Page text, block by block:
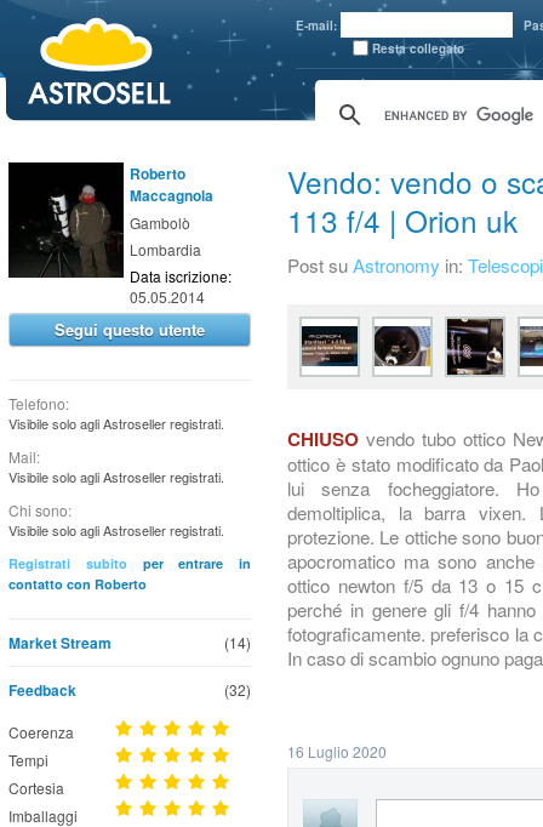
E-mail:
Resta collegato
Roberto
Maccagnola
Gambolò
Lombardia
Data iscrizione:
05.05.2014
Segui questo utente
Telefono:
Visibile solo agli Astroseller registrati.
Mail:
Visibile solo agli Astroseller registrati.
Chi sono:
Visibile solo agli Astroseller registrati.
Registrati subitoper entrare in
contatto con Roberto
(14)
Market Stream
Feedback (32)
Coerenza
Tempi
Cortesia
Imballaggi
Vendo: vendo o
113 f/4 | Orion uk
Post suAstronomy in:
CHIUSO vendo tubo ottico
ottico è stato modificato da
lui senza focheggiatore.
demoltiplica, la barra
protezione. Le ottiche sono
apocromatico ma sono
ottico newton f/5 da 13 o 15
perché in genere gli f/4
fotograficamente. preferisco la
In caso di scambio ognuno
16 Luglio 2020